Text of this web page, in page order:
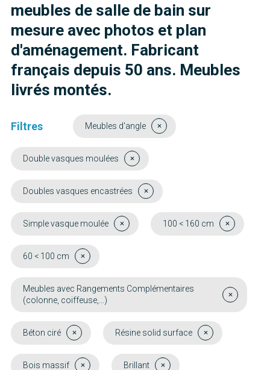
meubles de salle de bain sur
mesure avec photos et plan
d'aménagement. Fabricant
français depuis 50 ans. Meubles
livrés montés.
Filtres Meubles d'angle
Double vasques moulées
Doubles vasques encastrées
Simple vasque moulée 100 < 160 cm
60 < 100 cm
Meubles avec Rangements Complémentaires
(colonne, coiffeuse,...)
Béton ciré Résine solid surface
Bois massif Brillant